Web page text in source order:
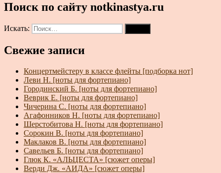
Поиск по сайту notkinastya.ru
Искать:
Свежие записи
Концертмейстеру в классе флейты [подборка нот]
Леви Н. [ноты для фортепиано]
Городинский Б. [ноты для фортепиано]
Веврик Е. [ноты для фортепиано]
Чичерина С. [ноты для фортепиано]
Агафонников Н. [ноты для фортепиано]
Шерстобитова Н. [ноты для фортепиано]
Сорокин В. [ноты для фортепиано]
Маклаков В. [ноты для фортепиано]
Савельев Б. [ноты для фортепиано]
Глюк К. «АЛЬЦЕСТА» [сюжет оперы]
Верди Дж. «АИДА» [сюжет оперы]